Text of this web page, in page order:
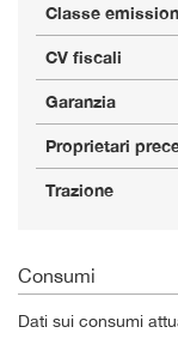
Classe
CV fiscali
Garanzia
Proprietari
Trazione
Consumi
Dati sui consumi